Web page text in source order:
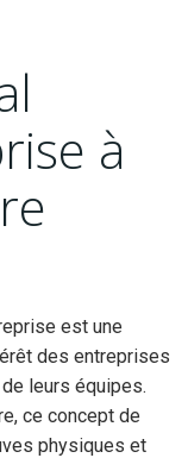
à
est une
des entreprises
leurs équipes.
ce concept de
physiques et